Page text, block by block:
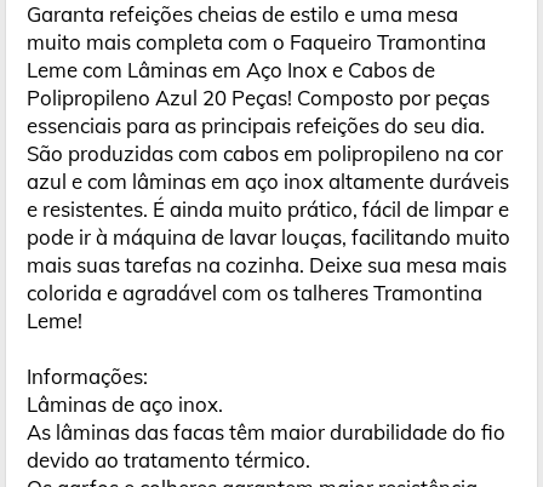
Garanta refeições cheias de estilo e uma mesa
muito mais completa com o Faqueiro Tramontina
Leme com Lâminas em Aço Inox e Cabos de
Polipropileno Azul 20 Peças! Composto por peças
essenciais para as principais refeições do seu dia.
São produzidas com cabos em polipropileno na cor
azul e com lâminas em aço inox altamente duráveis
e resistentes. É ainda muito prático, fácil de limpar e
pode ir à máquina de lavar louças, facilitando muito
mais suas tarefas na cozinha. Deixe sua mesa mais
colorida e agradável com os talheres Tramontina
Leme!
Informações:
Lâminas de aço inox.
As lâminas das facas têm maior durabilidade do fio
devido ao tratamento térmico.